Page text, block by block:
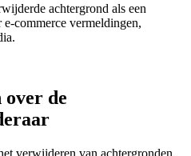
achtergrond als een
commerce vermeldingen,
over de